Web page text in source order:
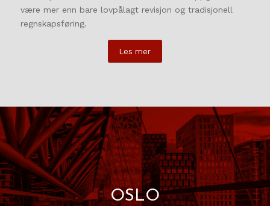
være mer enn bare lovpålagt revisjon og tradisjonell
regnskapsføring.
Les mer
OSLO